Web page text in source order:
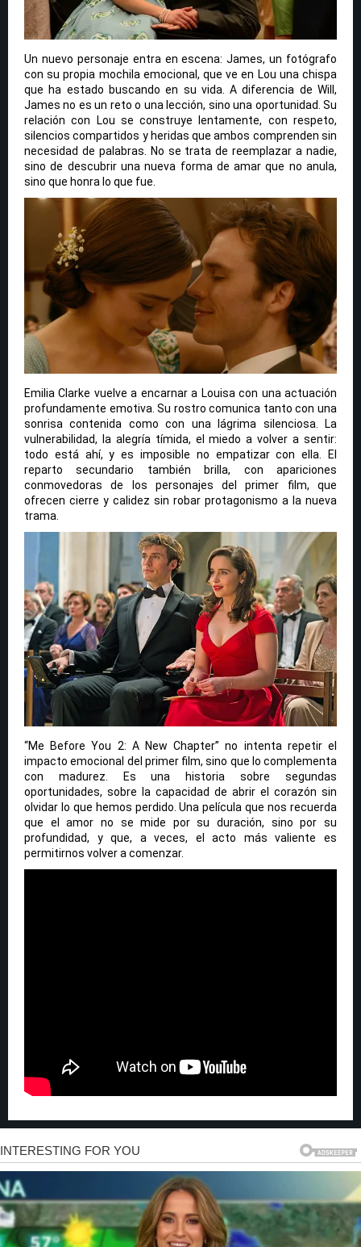
Un nuevo personaje entra en escena: James, un fotógrafo
con su propia mochila emocional, que ve en Lou una chispa
que ha estado buscando en su vida. A diferencia de Will,
James no es un reto o una lección, sino una oportunidad. Su
relación con Lou se construye lentamente, con respeto,
silencios compartidos y heridas que ambos comprenden sin
necesidad de palabras. No se trata de reemplazar a nadie,
sino de descubrir una nueva forma de amar que no anula,
sino que honra lo que fue.
Emilia Clarke vuelve a encarnar a Louisa con una actuación
profundamente emotiva. Su rostro comunica tanto con una
sonrisa contenida como con una lágrima silenciosa. La
vulnerabilidad, la alegría tímida, el miedo a volver a sentir:
todo está ahí, y es imposible no empatizar con ella. El
reparto secundario también brilla, con apariciones
conmovedoras de los personajes del primer film, que
ofrecen cierre y calidez sin robar protagonismo a la nueva
trama.
“Me Before You 2: A New Chapter” no intenta repetir el
impacto emocional del primer film, sino que lo complementa
con madurez. Es una historia sobre segundas
oportunidades, sobre la capacidad de abrir el corazón sin
olvidar lo que hemos perdido. Una película que nos recuerda
que el amor no se mide por su duración, sino por su
profundidad, y que, a veces, el acto más valiente es
permitirnos volver a comenzar.